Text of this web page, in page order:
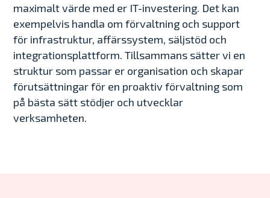
maximalt värde med er IT-investering. Det kan
exempelvis handla om förvaltning och support
för infrastruktur, affärssystem, säljstöd och
integrationsplattform. Tillsammans sätter vi en
struktur som passar er organisation och skapar
förutsättningar för en proaktiv förvaltning som
på bästa sätt stödjer och utvecklar
verksamheten.